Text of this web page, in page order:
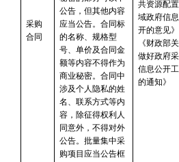
采购
合同
公告，但其他内容
应当公告。合同标
的名称、规格型
号、单价及合同金
额等内容不得作为
商业秘密。合同中
涉及个人隐私的姓
名、联系方式等内
容，除征得权利人
同意外，不得对外
公告。批量集中采
购项目应当公告框
共资源配
域政府信
开的意见
《财政部
做好政府
信息公开
的通知》